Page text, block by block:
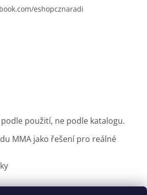
eshopcznaradi
podle použití, ne podle katalogu.
MMA jako řešení pro reálné